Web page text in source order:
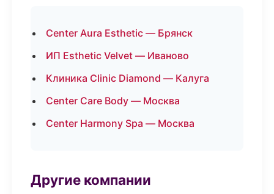
Center Aura Esthetic — Брянск
ИП Esthetic Velvet — Иваново
Клиника Clinic Diamond — Калуга
Center Care Body — Москва
Center Harmony Spa — Москва
Другие компании